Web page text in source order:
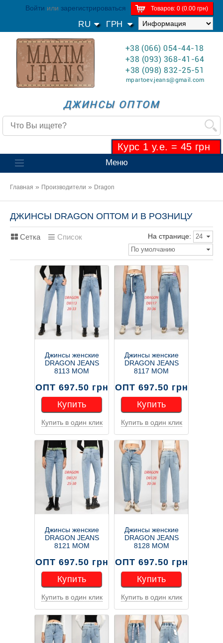
Товаров: 0 (0.00 грн)
Войти или зарегистрироваться
ГРН
RU
ДЖИНСЫ ОПТОМ
+38 (066) 054-44-18
+38 (093) 368-41-64
+38 (098) 832-25-51
mpartoev.jeans@gmail.com
Курс 1 у.е. = 45 грн
Меню
Главная » Производители » Dragon
ДЖИНСЫ DRAGON ОПТОМ И В РОЗНИЦУ
Сетка Список На странице:
24
По умолчанию
Джинсы женские
DRAGON JEANS
8113 MOM
ОПТ 697.50 грн
Купить
Купить
Купить в один клик
Джинсы женские
DRAGON JEANS
8117 МОМ
ОПТ 697.50 грн
Купить
Купить
Купить в один клик
Джинсы женские
DRAGON JEANS
8121 МОМ
ОПТ 697.50 грн
Купить
Купить
Купить в один клик
Джинсы женские
DRAGON JEANS
8128 МОМ
ОПТ 697.50 грн
Купить
Купить
Купить в один клик